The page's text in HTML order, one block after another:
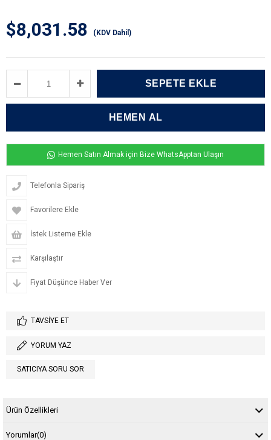
$8,031.58 (KDV Dahil)
Hemen Satın Almak için Bize WhatsApptan Ulaşın
Telefonla Sipariş
Favorilere Ekle
İstek Listeme Ekle
Karşılaştır
Fiyat Düşünce Haber Ver
TAVSIYE ET
YORUM YAZ
SATICIYA SORU SOR
Ürün Özellikleri
Yorumlar(0)